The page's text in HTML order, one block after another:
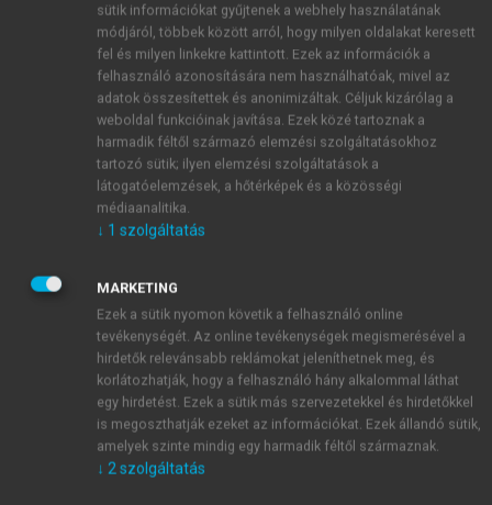
7.3. Kisváros, három és fél napos
áramszünet – P2M
pszeudoakkumulátoros
megoldás
Ebben az esetben a szükségletek az alábbiak:
GWh
Betárolás (25% teljes hatásfokkal): 4,08 GWh
Betárolás teljesítményigénye (rendelkezésre áll
rá 4 hó, 8 óra/nap): 4,18 MW, könnyen tölthető
egy közepes PV-telepről
Kimenő teljesítmény (város méretéből adódó):
12,2 MW (közepes oxy-fuel gázturbina)
Ennél a technológiánál a kihívás az anyagok tárolása.
sütik információkat gyűjtenek a webhely használatának
módjáról, többek között arról, hogy milyen oldalakat keresett
fel és milyen linkekre kattintott. Ezek az információk a
felhasználó azonosítására nem használhatóak, mivel az
adatok összesítettek és anonimizáltak. Céljuk kizárólag a
weboldal funkcióinak javítása. Ezek közé tartoznak a
harmadik féltől származó elemzési szolgáltatásokhoz
tartozó sütik; ilyen elemzési szolgáltatások a
látogatóelemzések, a hőtérképek és a közösségi
médiaanalitika.
↓ 1 szolgáltatás
MARKETING
Ezek a sütik nyomon követik a felhasználó online
tevékenységét. Az online tevékenységek megismerésével a
hirdetők relevánsabb reklámokat jeleníthetnek meg, és
korlátozhatják, hogy a felhasználó hány alkalommal láthat
egy hirdetést. Ezek a sütik más szervezetekkel és hirdetőkkel
is megoszthatják ezeket az információkat. Ezek állandó sütik,
amelyek szinte mindig egy harmadik féltől származnak.
↓ 2 szolgáltatás